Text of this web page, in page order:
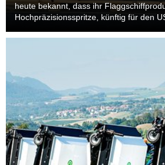
heute bekannt, dass ihr
Hochpräzisionsspritze, künftig für den
einen bedeutenden Meilenstein in der